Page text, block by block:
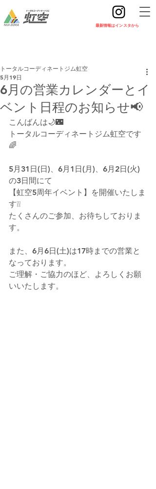
​最新情報はインスタから
6月の営業カレンダーとイ
ベント日程のお知らせ📢
トータルコーディネートジム虹空
5月19日
こんばんは🌙🌃
トータルコーディネートジム虹空です
🌈
5月31日(日)、6月1日(月)、6月2日(火)
の3日間にて
【虹空5周年イベント】を開催いたしま
す❕❕
たくさんのご参加、お待ちしておりま
す。
また、6月6日(土)は17時までの営業と
なっております。
ご理解・ご協力のほど、よろしくお願
いいたします。